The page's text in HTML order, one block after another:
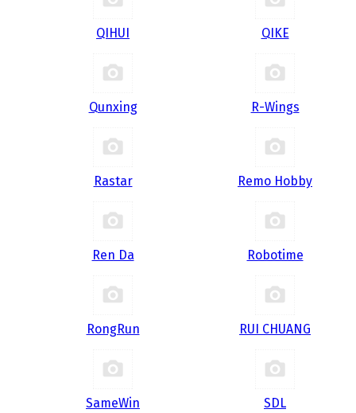
QIHUI QIKE
Qunxing R-Wings
Rastar Remo Hobby
Ren Da Robotime
RongRun RUI CHUANG
SameWin SDL